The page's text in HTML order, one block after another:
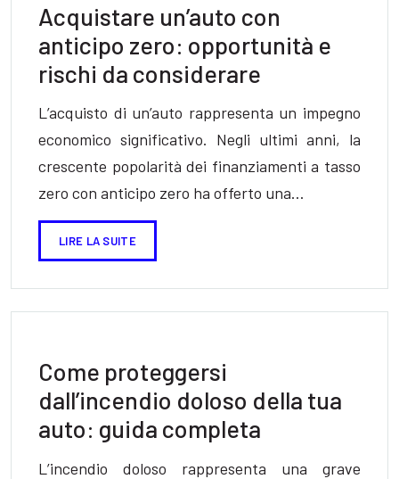
Acquistare un’auto con
anticipo zero: opportunità e
rischi da considerare
L’acquisto di un’auto rappresenta un impegno
economico significativo. Negli ultimi anni, la
crescente popolarità dei finanziamenti a tasso
zero con anticipo zero ha offerto una…
LIRE LA SUITE
Come proteggersi
dall’incendio doloso della tua
auto: guida completa
L’incendio doloso rappresenta una grave